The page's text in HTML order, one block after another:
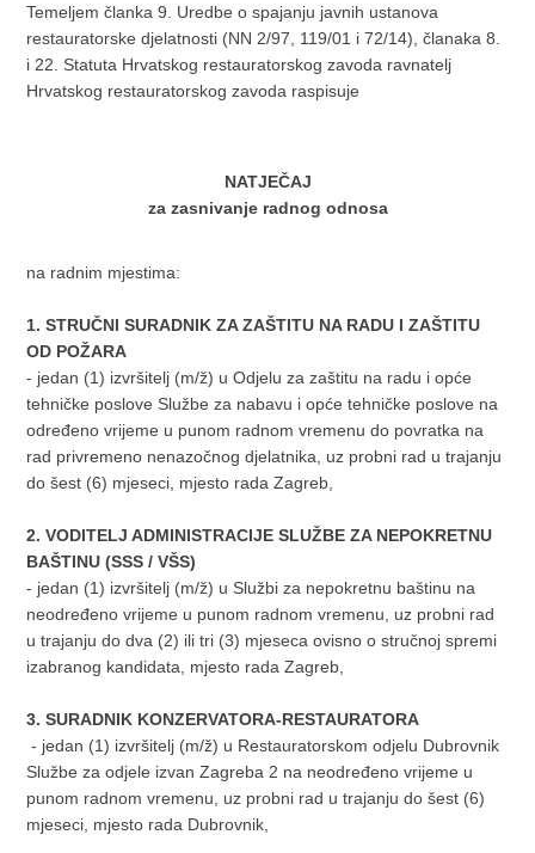
Temeljem članka 9. Uredbe o spajanju javnih ustanova
restauratorske djelatnosti (NN 2/97, 119/01 i 72/14), članaka 8.
i 22. Statuta Hrvatskog restauratorskog zavoda ravnatelj
Hrvatskog restauratorskog zavoda raspisuje
NATJEČAJ
za zasnivanje radnog odnosa
na radnim mjestima:
1.STRUČNI SURADNIK ZA ZAŠTITU NA RADU I ZAŠTITU
OD POŽARA
- jedan (1) izvršitelj (m/ž) u Odjelu za zaštitu na radu i opće
tehničke poslove Službe za nabavu i opće tehničke poslove na
određeno vrijeme u punom radnom vremenu do povratka na
rad privremeno nenazočnog djelatnika, uz probni rad u trajanju
do šest (6) mjeseci, mjesto rada Zagreb,
2. VODITELJ ADMINISTRACIJE SLUŽBE ZA NEPOKRETNU
BAŠTINU (SSS / VŠS)
- jedan (1) izvršitelj (m/ž) u Službi za nepokretnu baštinu na
neodređeno vrijeme u punom radnom vremenu, uz probni rad
u trajanju do dva (2) ili tri (3) mjeseca ovisno o stručnoj spremi
izabranog kandidata, mjesto rada Zagreb,
3. SURADNIK KONZERVATORA-RESTAURATORA
- jedan (1) izvršitelj (m/ž) u Restauratorskom odjelu Dubrovnik
Službe za odjele izvan Zagreba 2 na neodređeno vrijeme u
punom radnom vremenu, uz probni rad u trajanju do šest (6)
mjeseci, mjesto rada Dubrovnik,